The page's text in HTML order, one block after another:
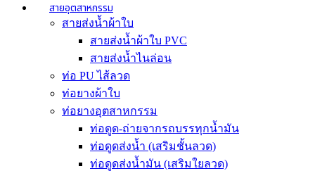
สายอุตสาหกรรม
สายส่งน้ำผ้าใบ
สายส่งน้ำผ้าใบ PVC
สายส่งน้ำไนล่อน
ท่อ PU ไส้ลวด
ท่อยางผ้าใบ
ท่อยางอุตสาหกรรม
ท่อดูด-ถ่ายจากรถบรรทุกน้ำมัน
ท่อดูดส่งน้ำ (เสริมชั้นลวด)
ท่อดูดส่งน้ำมัน (เสริมใยลวด)